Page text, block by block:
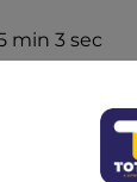
min 3 sec